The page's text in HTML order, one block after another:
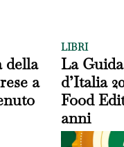
della
a
LIBRI
La
d’Italia
Food
anni